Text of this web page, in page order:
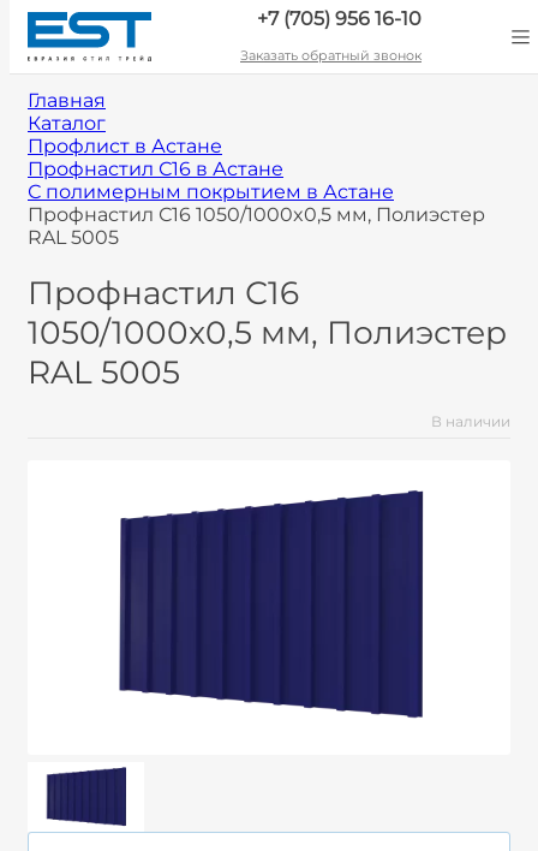
+7 (705) 956 16-10
Заказать обратный звонок
Главная
Каталог
Профлист в Астане
Профнастил С16 в Астане
С полимерным покрытием в Астане
Профнастил С16 1050/1000x0,5 мм, Полиэстер
RAL 5005
Профнастил С16
1050/1000x0,5 мм, Полиэстер
RAL 5005
В наличии